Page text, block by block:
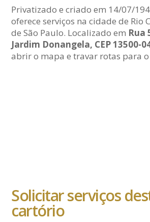
Privatizado e criado em 14/07/
oferece serviços na cidade de Rio
de São Paulo. Localizado em Rua
Jardim Donangela, CEP 13500-
abrir o mapa e travar rotas para
Solicitar serviços
cartório